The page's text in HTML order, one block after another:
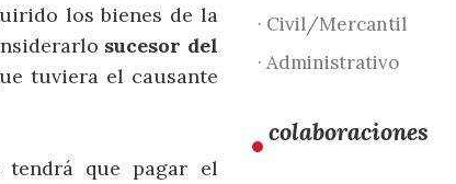
los bienes de la
sucesor del
tuviera el causante
tendrá que pagar el
· Civil/Mercantil
· Administrativo
colaboraciones